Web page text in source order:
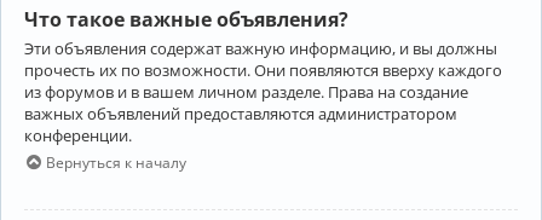
Что такое важные объявления?
Эти объявления содержат важную информацию, и вы должны
прочесть их по возможности. Они появляются вверху каждого
из форумов и в вашем личном разделе. Права на создание
важных объявлений предоставляются администратором
конференции.
Вернуться к началу